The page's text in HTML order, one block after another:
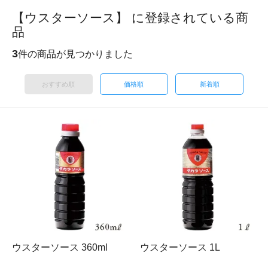
【ウスターソース】 に登録されている商
品
3件の商品が見つかりました
おすすめ順 価格順 新着順
ウスターソース 360ml
ウスターソース 1L